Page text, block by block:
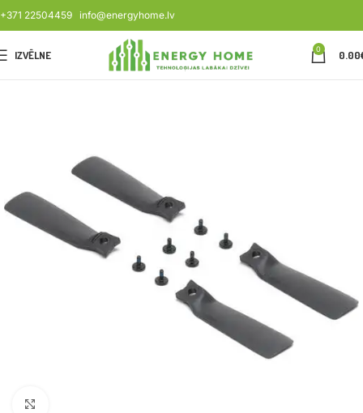
+371 22504459 info@energyhome.lv
IZVĒLNE 0 0.00